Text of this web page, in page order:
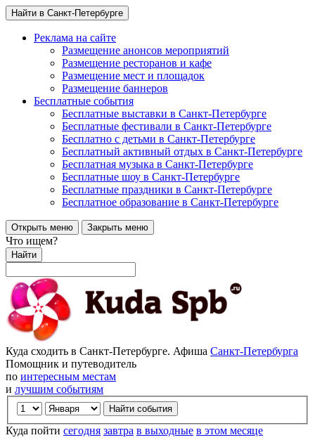
Найти в Санкт-Петербурге
Реклама на сайте
Размещение анонсов мероприятий
Размещение ресторанов и кафе
Размещение мест и площадок
Размещение баннеров
Бесплатные события
Бесплатные выставки в Санкт-Петербурге
Бесплатные фестивали в Санкт-Петербурге
Бесплатно с детьми в Санкт-Петербурге
Бесплатный активный отдых в Санкт-Петербурге
Бесплатная музыка в Санкт-Петербурге
Бесплатные шоу в Санкт-Петербурге
Бесплатные праздники в Санкт-Петербурге
Бесплатное образование в Санкт-Петербурге
Открыть меню Закрыть меню
Что ищем?
Найти
Куда сходить в Санкт-Петербурге. Афиша Санкт-Петербурга
Помощник и путеводитель
по интересным местам
и лучшим событиям
Куда пойти сегодня завтра в выходные в этом месяце